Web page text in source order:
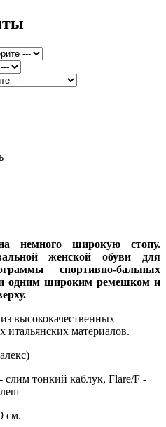
немного широкую стопу.
женской обуви для
спортивно-бальных
одним широким ремешком и
высококачественных
итальянских материалов.
слим тонкий каблук, Flare/F -
см.